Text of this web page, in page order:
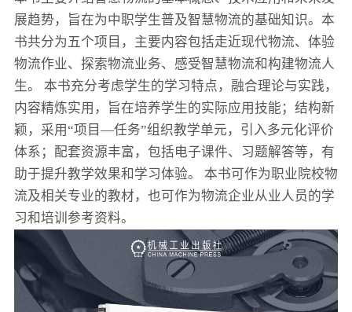
展趋势，旨在为中职学生普及智慧物流的基础知识。本
书共分为五个项目，主要内容包括走近现代物流、体验
物流作业、探索物流业务、感受智慧物流和构建物流人
生。 本书充分考虑学生的学习特点，融合理论与实践，
内容精炼实用，旨在培养学生的实际应用技能；结构新
颖，采用“项目—任务”组织教学单元，引入多元化评价
体系；配套资源丰富，包括电子课件、习题解答等，有
助于提升教学效果和学习体验。 本书可作为职业院校物
流及相关专业的教材，也可作为物流企业从业人员的学
习和培训参考资料。